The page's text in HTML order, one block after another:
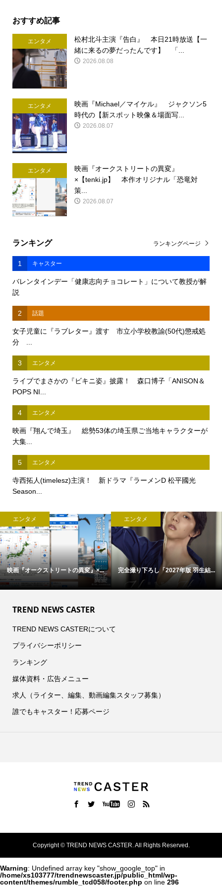
おすすめ記事
エンタメ
松村北斗主演『告白』 本日21時放送【一
緒に来るの夢だったんです】 「...
2026.08.08
エンタメ
映画『Michael／マイケル』 ジャクソン5
時代の【新スポット映像＆場面写...
2026.08.07
エンタメ
映画『オークストリートの異変』
×【tenki.jp】 本作オリジナル「恐竜対
策...
2026.08.07
ランキング
1 キャスター
バレンタインデー「健康志向チョコレート」について教授が解
説
2 話題
女子児童に『ラブレター』渡す 市立小学校教諭(50代)懲戒処
分 ...
3 エンタメ
ライブでまさかの『ビキニ姿』披露！ 森口博子「ANISON＆
POPS NI...
4 エンタメ
映画『翔んで埼玉』 総勢53体の埼玉県ご当地キャラクターが
大集...
5 エンタメ
寺西拓人(timelesz)主演！ 新ドラマ『ラーメンD 松平國光
Season...
ランキングページ
エンタメ
映画『オークストリートの異変』×...
エンタメ
完全撮り下ろし「2027年版 羽生結...
TREND NEWS CASTER
TREND NEWS CASTERについて
プライバシーポリシー
ランキング
媒体資料・広告メニュー
求人（ライター、編集、動画編集スタッフ募集）
誰でもキャスター！応募ページ
Copyright ©TREND NEWS CASTER. All Rights Reserved.
Warning: Undefined array key "show_google_top" in
/home/xs103777/trendnewscaster.jp/public_html/wp-
content/themes/rumble_tcd058/footer.php on line 296